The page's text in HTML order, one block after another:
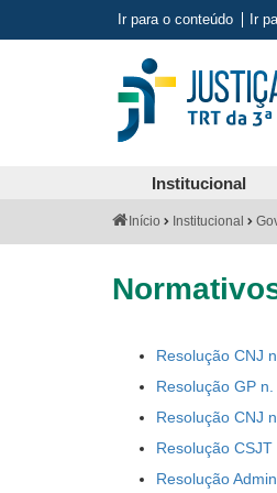
Ir para o conteúdo Ir
Institucional
VocêInício Institucional
Resolução CNJ
Resolução GP
Resolução CNJ
Resolução
Resolução